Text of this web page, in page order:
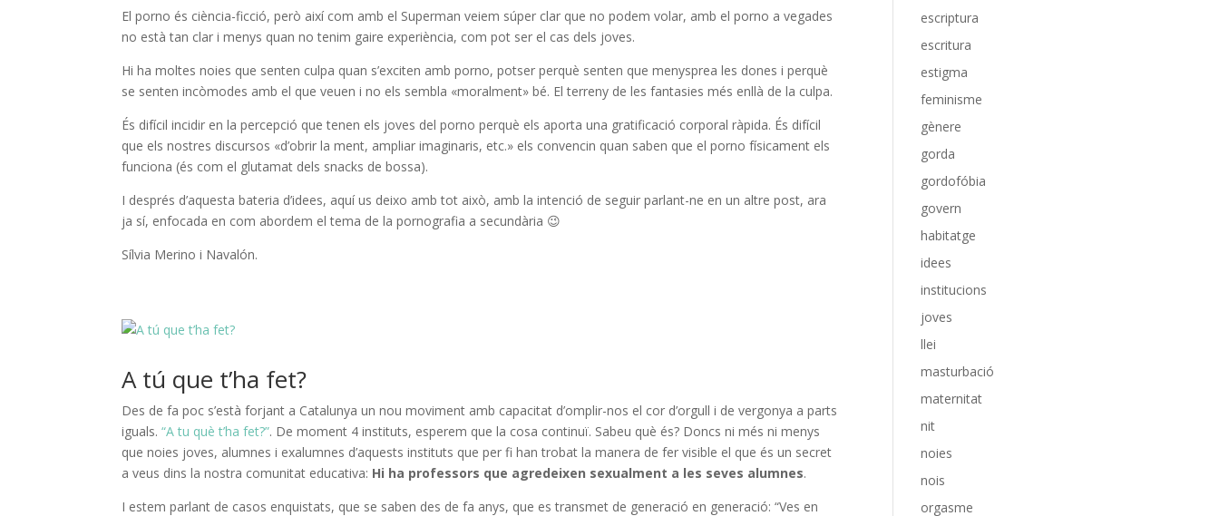
El porno és ciència-ficció, però així com amb el Superman veiem súper clar que no podem volar, amb el porno a vegades
no està tan clar i menys quan no tenim gaire experiència, com pot ser el cas dels joves.
Hi ha moltes noies que senten culpa quan s’exciten amb porno, potser perquè senten que menysprea les dones i perquè
se senten incòmodes amb el que veuen i no els sembla «moralment» bé. El terreny de les fantasies més enllà de la culpa.
És difícil incidir en la percepció que tenen els joves del porno perquè els aporta una gratificació corporal ràpida. És difícil
que els nostres discursos «d’obrir la ment, ampliar imaginaris, etc.» els convencin quan saben que el porno físicament els
funciona (és com el glutamat dels snacks de bossa).
I després d’aquesta bateria d’idees, aquí us deixo amb tot això, amb la intenció de seguir parlant-ne en un altre post, ara
ja sí, enfocada en com abordem el tema de la pornografia a secundària 😉
Sílvia Merino i Navalón.
A tú que t’ha fet?
Des de fa poc s’està forjant a Catalunya un nou moviment amb capacitat d’omplir-nos el cor d’orgull i de vergonya a parts
iguals.“A tu què t’ha fet?”. De moment 4 instituts, esperem que la cosa continuï. Sabeu què és? Doncs ni més ni menys
que noies joves, alumnes i exalumnes d’aquests instituts que per fi han trobat la manera de fer visible el que és un secret
a veus dins la nostra comunitat educativa: Hi ha professors que agredeixen sexualment a les seves alumnes.
I estem parlant de casos enquistats, que se saben des de fa anys, que es transmet de generació en generació: “Ves en
escriptura
escritura
estigma
feminisme
gènere
gorda
gordofóbia
govern
habitatge
idees
institucions
joves
llei
masturbació
maternitat
nit
noies
nois
orgasme